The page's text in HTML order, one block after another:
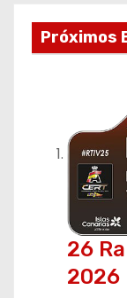
v
e
Próximos
26
2026